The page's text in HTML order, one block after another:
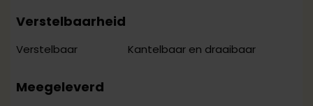
Verstelbaarheid
Verstelbaar Kantelbaar en draaibaar
Meegeleverd